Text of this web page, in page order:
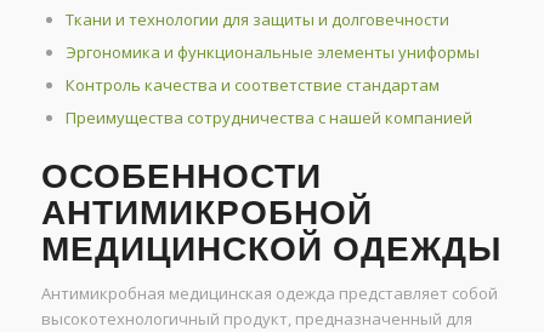
Ткани и технологии для защиты и долговечности
Эргономика и функциональные элементы униформы
Контроль качества и соответствие стандартам
Преимущества сотрудничества с нашей компанией
ОСОБЕННОСТИ
АНТИМИКРОБНОЙ
МЕДИЦИНСКОЙ ОДЕЖДЫ
Антимикробная медицинская одежда представляет собой
высокотехнологичный продукт, предназначенный для